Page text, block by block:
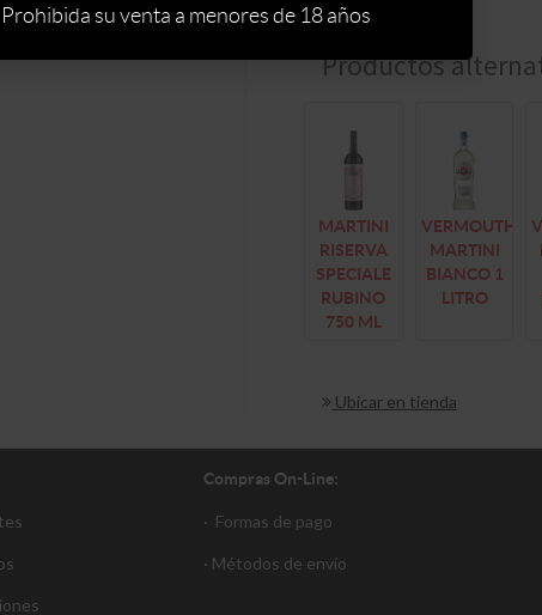
Productos
MARTINI
RISERVA
SPECIALE
RUBINO
750 ML
VERMOUTH
MARTINI
BIANCO 1
LITRO
Ubicar en tienda
Compras On-Line:
· Formas de pago
· Métodos de envío
Prohibida su venta a menores de 18 años